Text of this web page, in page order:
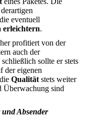
eventuell
erleichtern.
profitiert von der
auch der
sollte er stets
der eigenen
Qualität stets weiter
Überwachung sind
Absender